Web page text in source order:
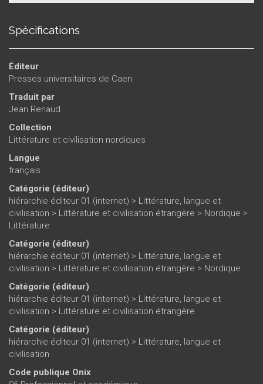
Spécifications
Éditeur
Presses universitaires de Caen
Traduit par
Jean Renaud
Collection
Littérature et civilisation nordiques
Langue
français
Catégorie (éditeur)
hiérarchie éditeur 01 (internet) > Littérature, langue et
civilisation > Littérature et civilisation étrangère > Nordique >
Littérature
Catégorie (éditeur)
hiérarchie éditeur 01 (internet) > Littérature, langue et
civilisation > Littérature et civilisation étrangère > Nordique
Catégorie (éditeur)
hiérarchie éditeur 01 (internet) > Littérature, langue et
civilisation > Littérature et civilisation étrangère
Catégorie (éditeur)
hiérarchie éditeur 01 (internet) > Littérature, langue et
civilisation
Code publique Onix